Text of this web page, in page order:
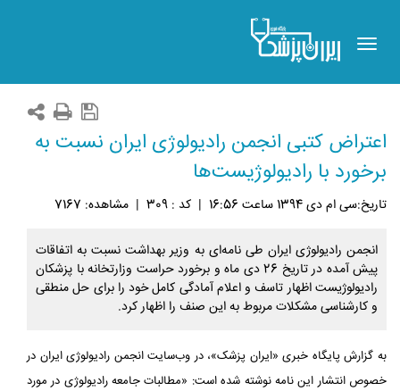
Toggle
navigation
اعتراض کتبی انجمن رادیولوژی ایران نسبت به
برخورد با رادیولوژیست‌ها
تاريخ:سی ام دی 1394 ساعت 16:56 | کد : 309 | مشاهده: 7167
انجمن رادیولوژی ایران طی نامه‌ای به وزیر بهداشت نسبت به اتفاقات
پیش آمده در تاریخ 26 دی ماه و برخورد حراست وزارتخانه با پزشکان
رادیولوژیست اظهار تاسف و اعلام آمادگی کامل خود را برای حل منطقی
و کارشناسی مشکلات مربوط به این صنف را اظهار کرد.
به گزارش پایگاه خبری «ایران پزشک»، در وب‌سایت انجمن رادیولوژی ایران در
خصوص انتشار این نامه نوشته شده است: «مطالبات جامعه رادیولوژی در مورد